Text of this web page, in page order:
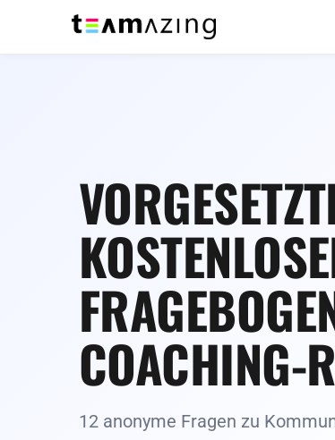
COACHING-
12 anonyme Fragen zu